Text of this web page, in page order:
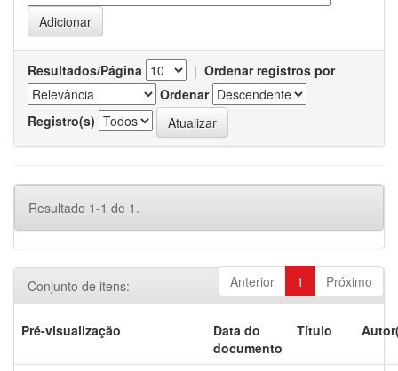
Resultados/Página | Ordenar registros por
Ordenar
Registro(s)
Resultado 1-1 de 1.
Anterior 1 Próximo
Conjunto de itens:
Pré-visualização
Data do
documento
Título